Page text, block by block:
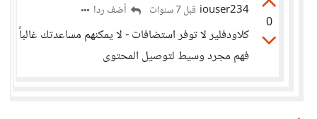
0
iouser234 قبل 7 سنوات أضف ردا
كلاودفلير لا توفر استضافات - لا يمكنهم مساعدتك غالباً
فهم مجرد وسيط لتوصيل المحتوى